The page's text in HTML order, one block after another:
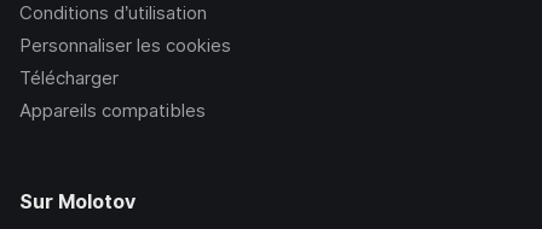
Conditions d’utilisation
Personnaliser les cookies
Télécharger
Appareils compatibles
Sur Molotov